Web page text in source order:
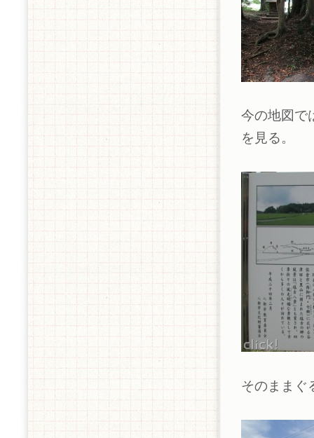
今の地図で
を見る。
そのままぐ